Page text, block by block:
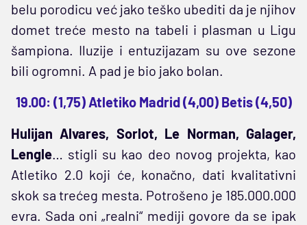
belu porodicu već jako teško ubediti da je njihov
domet treće mesto na tabeli i plasman u Ligu
šampiona. Iluzije i entuzijazam su ove sezone
bili ogromni. A pad je bio jako bolan.
19.00: (1,75) Atletiko Madrid (4,00) Betis (4,50)
Hulijan Alvares, Sorlot, Le Norman, Galager,
Lengle… stigli su kao deo novog projekta, kao
Atletiko 2.0 koji će, konačno, dati kvalitativni
skok sa trećeg mesta. Potrošeno je 185.000.000
evra. Sada oni „realni“ mediji govore da se ipak